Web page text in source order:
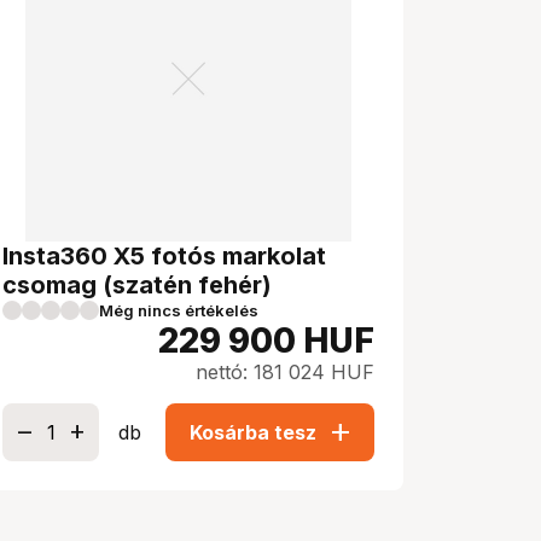
Insta360 X5 fotós markolat
csomag (szatén fehér)
Még nincs értékelés
229 900 HUF
nettó: 181 024 HUF
db Kosárba tesz add